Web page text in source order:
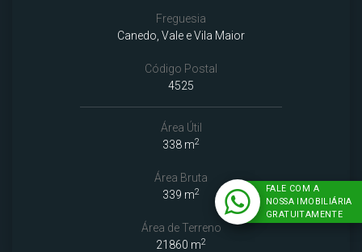
Freguesia
Canedo, Vale e Vila Maior
Código Postal
4525
Área Útil
338 m2
Área Bruta
339 m2
Área de Terreno
21860 m2
FALE COM A
NOSSA IMOBILIÁRIA
GRATUITAMENTE